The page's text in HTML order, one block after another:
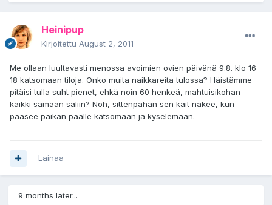
Heinipup
Kirjoitettu August 2, 2011
Me ollaan luultavasti menossa avoimien ovien päivänä 9.8. klo 16-
18 katsomaan tiloja. Onko muita naikkareita tulossa? Häistämme
pitäisi tulla suht pienet, ehkä noin 60 henkeä, mahtuisikohan
kaikki samaan saliin? Noh, sittenpähän sen kait näkee, kun
pääsee paikan päälle katsomaan ja kyselemään.
Lainaa
9 months later...